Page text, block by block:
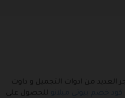
العديد من ادوات التجميل و داوت
كود خصم بيوتي ميلانو للحصول على